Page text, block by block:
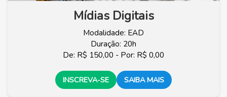
Mídias Digitais
Modalidade: EAD
Duração: 20h
De: R$ 150,00 - Por: R$ 0,00
INSCREVA-SE SAIBA MAIS